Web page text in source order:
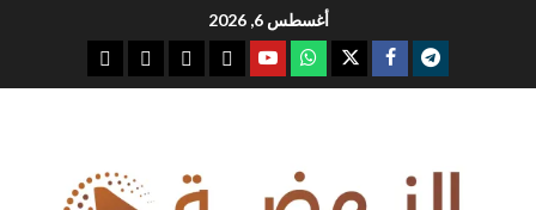
أغسطس 6, 2026
telegram
facebook
x
whatsap
youtube